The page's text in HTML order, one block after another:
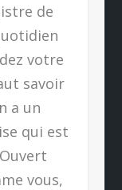
de
votre
savoir
a un
qui est
vous,